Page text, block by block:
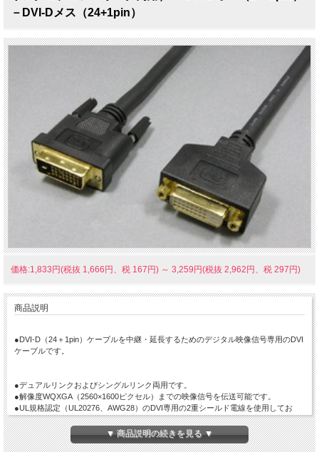
－DVI-Dメス（24+1pin）
価格:1,833円(税抜 1,666円、税 167円) ～ 3,259円(税抜 2,962円、税 297円)
商品説明
●DVI-D（24＋1pin）ケーブルを中継・延長するためのデジタル映像信号専用のDVI
ケーブルです。
●デュアルリンクおよびシングルリンク両用です。
●解像度WQXGA（2560×1600ピクセル）までの映像信号を伝送可能です。
●UL規格認定（UL20276、AWG28）のDVI専用の2重シールド電線を使用してお
り、外来ノイズの干渉を受けにくい高信頼性のケーブルです。
●当ケーブルの仕様上の最大伝送距離は、５メートルまでです。
【ご注意】
▼ 商品説明の続きを見る ▼